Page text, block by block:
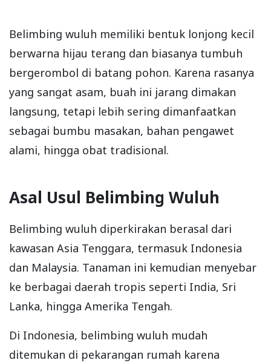
Belimbing wuluh memiliki bentuk lonjong kecil
berwarna hijau terang dan biasanya tumbuh
bergerombol di batang pohon. Karena rasanya
yang sangat asam, buah ini jarang dimakan
langsung, tetapi lebih sering dimanfaatkan
sebagai bumbu masakan, bahan pengawet
alami, hingga obat tradisional.
Asal Usul Belimbing Wuluh
Belimbing wuluh diperkirakan berasal dari
kawasan Asia Tenggara, termasuk Indonesia
dan Malaysia. Tanaman ini kemudian menyebar
ke berbagai daerah tropis seperti India, Sri
Lanka, hingga Amerika Tengah.
Di Indonesia, belimbing wuluh mudah
ditemukan di pekarangan rumah karena